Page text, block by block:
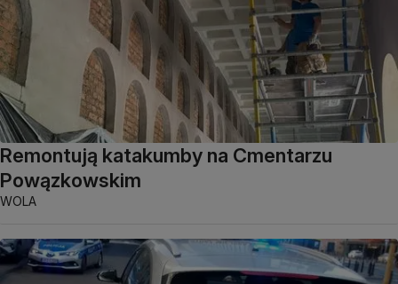
Remontują katakumby na Cmentarzu
Powązkowskim
WOLA